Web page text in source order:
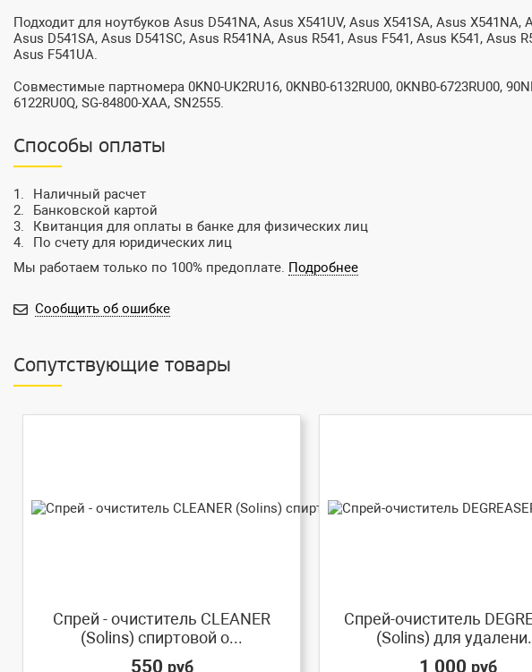
Подходит для ноутбуков Asus D541NA, Asus X541UV, Asus X541SA, Asus X541NA,
Asus D541SA, Asus D541SC, Asus R541NA, Asus R541, Asus F541, Asus K541, Asus
Asus F541UA.
Совместимые партномера 0KN0-UK2RU16, 0KNB0-6132RU00, 0KNB0-6723RU00,
6122RU0Q, SG-84800-XAA, SN2555.
Способы оплаты
Наличный расчет
Банковской картой
Квитанция для оплаты в банке для физических лиц
По счету для юридических лиц
Мы работаем только по 100% предоплате. Подробнее
Сообщить об ошибке
Сопутствующие товары
Спрей - очиститель CLEANER
(Solins) спиртовой о...
550 руб
Спрей-очиститель
(Solins) для
1 000 руб